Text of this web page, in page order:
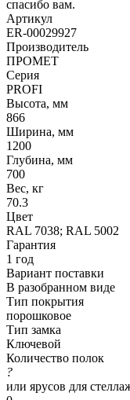
спасибо вам.
Артикул
ER-00029927
Производитель
ПРОМЕТ
Серия
PROFI
Высота, мм
866
Ширина, мм
1200
Глубина, мм
700
Вес, кг
70.3
Цвет
RAL 7038; RAL 5002
Гарантия
1 год
Вариант поставки
В разобранном виде
Тип покрытия
порошковое
Тип замка
Ключевой
Количество полок
?
или ярусов для